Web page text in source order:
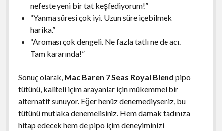
nefeste yeni bir tat keşfediyorum!”
“Yanma süresi çok iyi. Uzun süre içebilmek
harika.”
“Aroması çok dengeli. Ne fazla tatlı ne de acı.
Tam kararında!”
Sonuç olarak, Mac Baren 7 Seas Royal Blend pipo
tütünü, kaliteli içim arayanlar için mükemmel bir
alternatif sunuyor. Eğer henüz denemediyseniz, bu
tütünü mutlaka denemelisiniz. Hem damak tadınıza
hitap edecek hem de pipo içim deneyiminizi